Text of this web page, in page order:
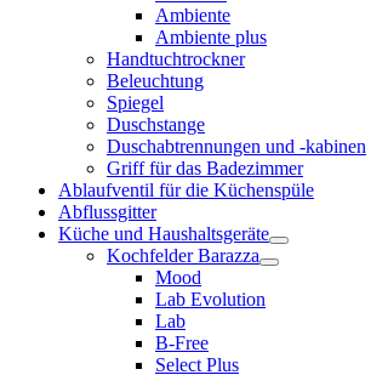
Ambiente
Ambiente plus
Handtuchtrockner
Beleuchtung
Spiegel
Duschstange
Duschabtrennungen und -kabinen
Griff für das Badezimmer
Ablaufventil für die Küchenspüle
Abflussgitter
Küche und Haushaltsgeräte
Kochfelder Barazza
Mood
Lab Evolution
Lab
B-Free
Select Plus